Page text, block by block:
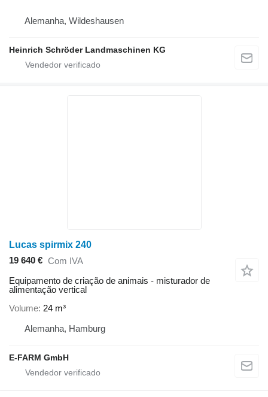
Alemanha, Wildeshausen
Heinrich Schröder Landmaschinen KG
Lucas spirmix 240
19 640 € Com IVA
Equipamento de criação de animais - misturador de
alimentação vertical
Volume 24 m³
Alemanha, Hamburg
E-FARM GmbH